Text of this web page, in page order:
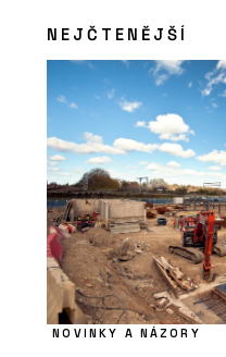
NEJČTENĚJŠÍ
NOVINKY A NÁZORY